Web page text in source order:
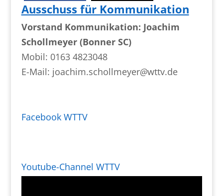
Ausschuss für Kommunikation
Vorstand Kommunikation: Joachim
Schollmeyer (Bonner SC)
Mobil: 0163 4823048
E-Mail: joachim.schollmeyer@wttv.de
Facebook WTTV
Youtube-Channel WTTV